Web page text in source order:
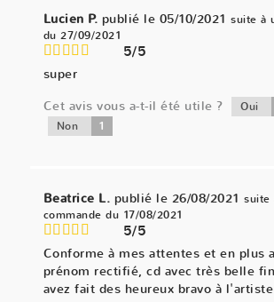
Lucien P. publié le 05/10/2021 suite à
du 27/09/2021
5/5
super
Cet avis vous a-t-il été utile ?
Oui
Non 1
Beatrice L. publié le 26/08/2021 suite
commande du 17/08/2021
5/5
Conforme à mes attentes et en plus
prénom rectifié, cd avec très belle
avez fait des heureux bravo à